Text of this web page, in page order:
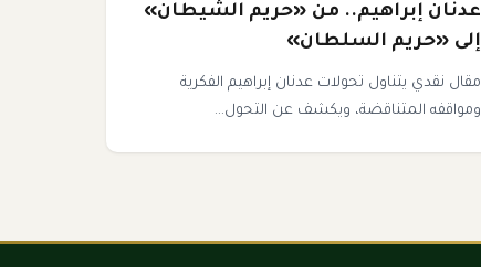
عدنان إبراهيم.. من «حريم الشيطان»
إلى «حريم السلطان»
مقال نقدي يتناول تحولات عدنان إبراهيم الفكرية
ومواقفه المتناقضة، ويكشف عن التحول...